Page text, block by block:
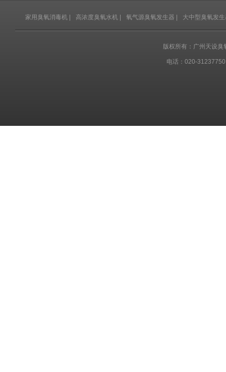
家用臭氧消毒机 高浓度臭氧水机 氧气源臭氧发生器 大中型臭氧发
版权所有：广州天设
电话：020-